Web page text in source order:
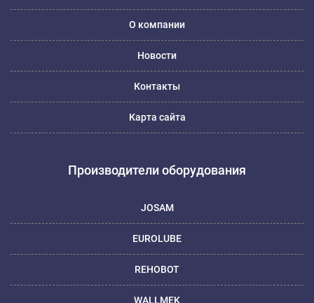
О компании
Новости
Контакты
Карта сайта
Производители оборудования
JOSAM
EUROLUBE
REHOBOT
WALLMEK